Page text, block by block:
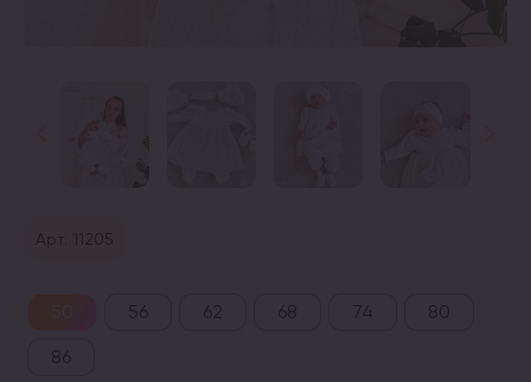
Арт. 11205
56 62 68 74
80
86